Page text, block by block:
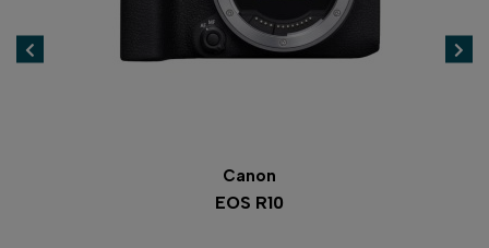
Canon
EOS R10